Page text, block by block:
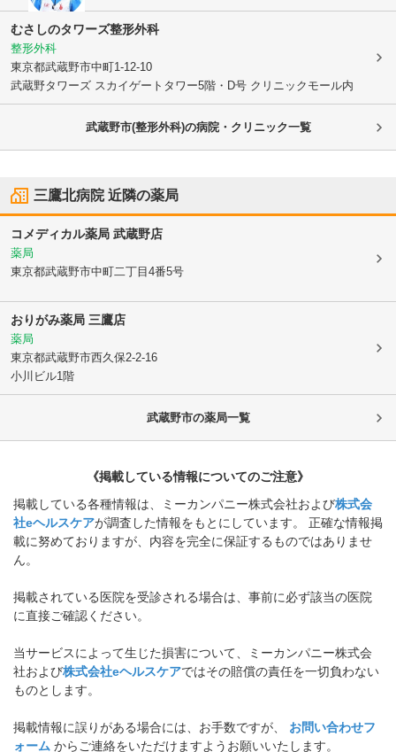
むさしのタワーズ整形外科
整形外科
東京都武蔵野市中町1-12-10
武蔵野タワーズ スカイゲートタワー5階・D号 クリニックモール内
武蔵野市(整形外科)の病院・クリニック一覧
三鷹北病院近隣の薬局
コメディカル薬局 武蔵野店
薬局
東京都武蔵野市中町二丁目4番5号
おりがみ薬局 三鷹店
薬局
東京都武蔵野市西久保2-2-16
小川ビル1階
武蔵野市の薬局一覧
《掲載している情報についてのご注意》
掲載している各種情報は、ミーカンパニー株式会社および株式会
社eヘルスケアが調査した情報をもとにしています。 正確な情報掲
載に努めておりますが、内容を完全に保証するものではありませ
ん。
掲載されている医院を受診される場合は、事前に必ず該当の医院
に直接ご確認ください。
当サービスによって生じた損害について、ミーカンパニー株式会
社および株式会社eヘルスケアではその賠償の責任を一切負わない
ものとします。
掲載情報に誤りがある場合には、お手数ですが、
お問い合わせフ
ォーム からご連絡をいただけますようお願いいたします。